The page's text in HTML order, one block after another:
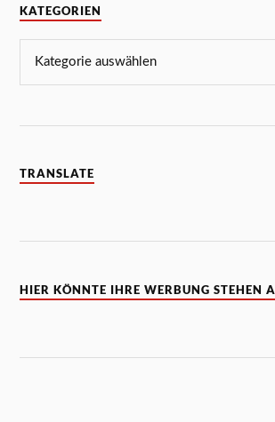
KATEGORIEN
TRANSLATE
HIER KÖNNTE IHRE WERBUNG STEHEN A